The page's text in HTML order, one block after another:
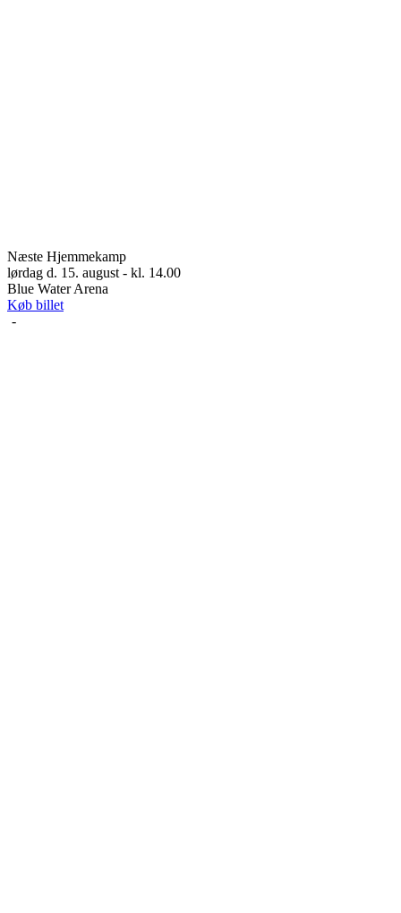
Næste Hjemmekamp
lørdag d. 15. august - kl. 14.00
Blue Water Arena
Køb billet
-